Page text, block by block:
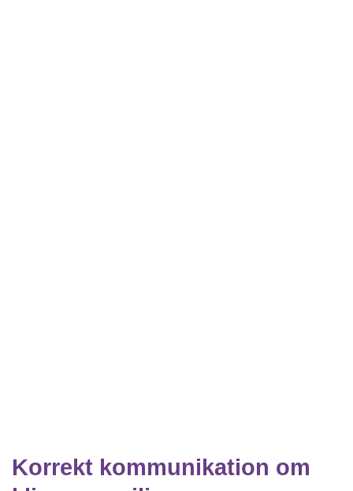
Korrekt kommunikation om